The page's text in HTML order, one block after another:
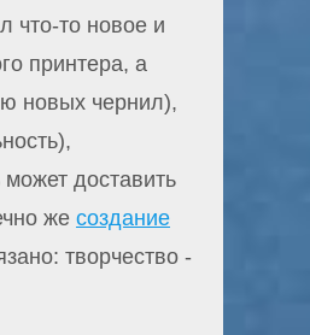
что-то новое и
принтера, а
новых чернил),
может доставить
же создание
творчество -